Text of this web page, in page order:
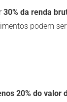
30% da renda
podem
20% do valor